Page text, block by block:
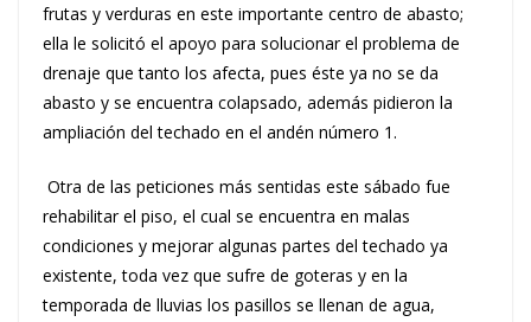
frutas y verduras en este importante centro de abasto;
ella le solicitó el apoyo para solucionar el problema de
drenaje que tanto los afecta, pues éste ya no se da
abasto y se encuentra colapsado, además pidieron la
ampliación del techado en el andén número 1.
Otra de las peticiones más sentidas este sábado fue
rehabilitar el piso, el cual se encuentra en malas
condiciones y mejorar algunas partes del techado ya
existente, toda vez que sufre de goteras y en la
temporada de lluvias los pasillos se llenan de agua,